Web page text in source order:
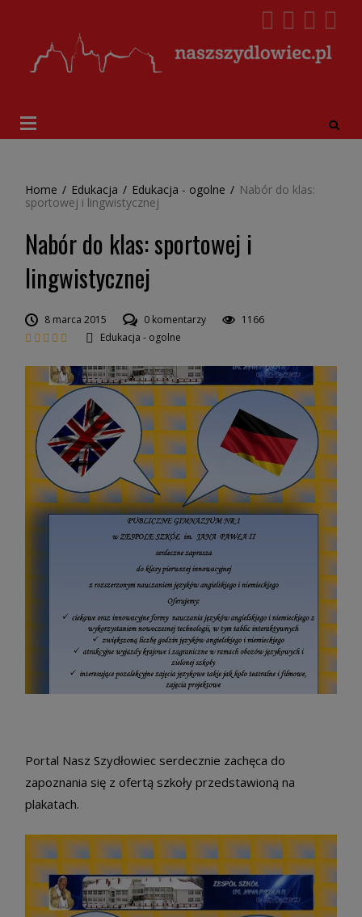
Home / Edukacja / Edukacja - ogolne / Nabór do klas:
sportowej i lingwistycznej
Nabór do klas: sportowej i
lingwistycznej
8 marca 2015 0 komentarzy
1166
Edukacja - ogolne
Portal Nasz Szydłowiec serdecznie zachęca do
zapoznania się z ofertą szkoły przedstawioną na
plakatach.